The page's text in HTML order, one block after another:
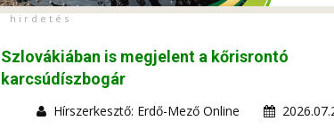
h i r d e t é s
Szlovákiában is megjelent a kőrisrontó
karcsúdíszbogár
Hírszerkesztő: Erdő-Mező Online